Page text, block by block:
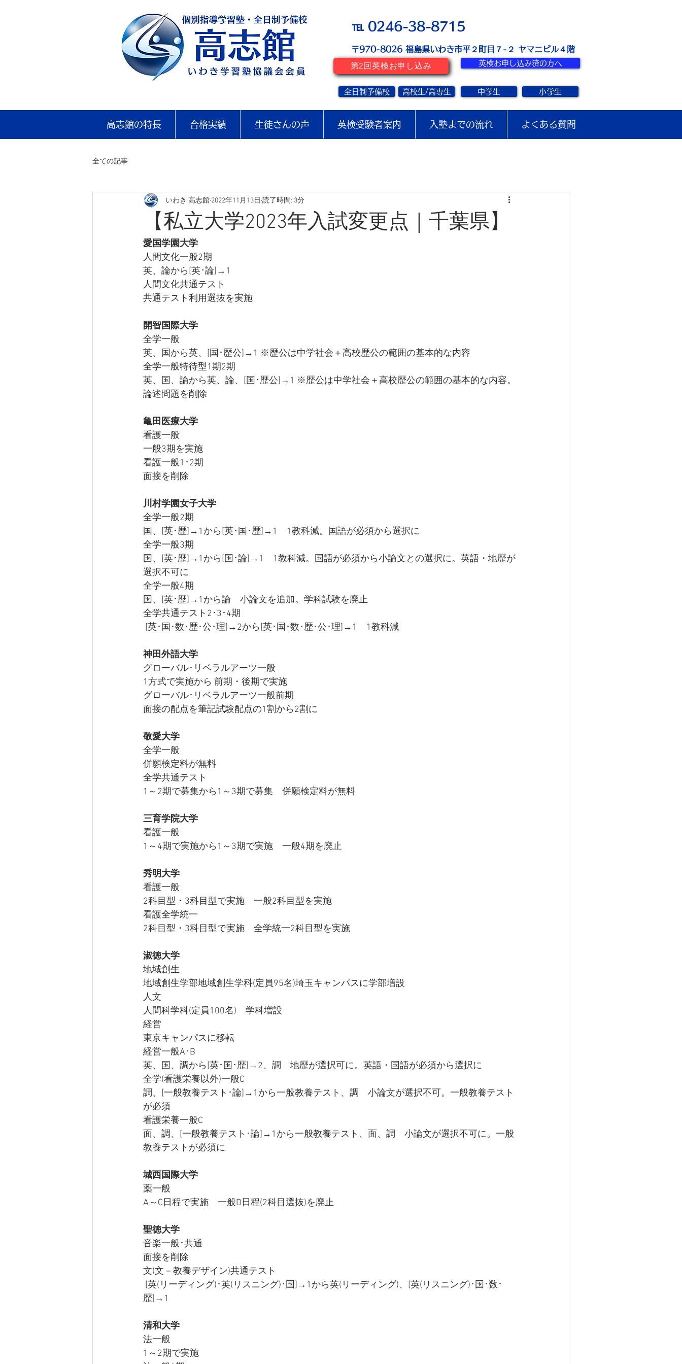
℡ 0246-38-8715
〒970-8026 ​福島県いわき市平２町目７-２ ヤマニビル４階
第2回英検お申し込み 英検お申し込み済の方へ
全日制予備校 高校生/高専生 中学生 小学生
高志館の特長 合格実績 生徒さんの声 英検受験者案内 入塾までの流れ よくある質問
全ての記事
【私立大学2023年入試変更点｜千葉県】
いわき 高志館 2022年11月13日 読了時間: 3分
愛国学園大学
人間文化一般2期
英、論から[英･論]→1
人間文化共通テスト
共通テスト利用選抜を実施
開智国際大学
全学一般
英、国から英、[国･歴公]→1 ※歴公は中学社会＋高校歴公の範囲の基本的な内容
全学一般特待型1期2期
英、国、論から英、論、[国･歴公]→1 ※歴公は中学社会＋高校歴公の範囲の基本的な内容。
論述問題を削除
亀田医療大学
看護一般
一般3期を実施
看護一般1･2期
面接を削除
川村学園女子大学
全学一般2期
国、[英･歴]→1から[英･国･歴]→1　1教科減。国語が必須から選択に
全学一般3期
国、[英･歴]→1から[国･論]→1　1教科減。国語が必須から小論文との選択に。英語・地歴が
選択不可に
全学一般4期
国、[英･歴]→1から論　小論文を追加。学科試験を廃止
全学共通テスト2･3･4期
[英･国･数･歴･公･理]→2から[英･国･数･歴･公･理]→1　1教科減
神田外語大学
グローバル･リベラルアーツ一般
1方式で実施から 前期・後期で実施
グローバル･リベラルアーツ一般前期
面接の配点を筆記試験配点の1割から2割に
敬愛大学
全学一般
併願検定料が無料
全学共通テスト
1～2期で募集から1～3期で募集　併願検定料が無料
三育学院大学
看護一般
1～4期で実施から1～3期で実施　一般4期を廃止
秀明大学
看護一般
2科目型・3科目型で実施　一般2科目型を実施
看護全学統一
2科目型・3科目型で実施　全学統一2科目型を実施
淑徳大学
地域創生
地域創生学部地域創生学科(定員95名)埼玉キャンパスに学部増設
人文
人間科学科(定員100名)　学科増設
経営
東京キャンパスに移転
経営一般A･B
英、国、調から[英･国･歴]→2、調　地歴が選択可に。英語・国語が必須から選択に
全学(看護栄養以外)一般C
調、[一般教養テスト･論]→1から一般教養テスト、調　小論文が選択不可。一般教養テスト
が必須
看護栄養一般C
面、調、[一般教養テスト･論]→1から一般教養テスト、面、調　小論文が選択不可に。一般
教養テストが必須に
城西国際大学
薬一般
A～C日程で実施　一般D日程(2科目選抜)を廃止
聖徳大学
音楽一般･共通
面接を削除
文(文－教養デザイン)共通テスト
歴]→1
清和大学
法一般
1～2期で実施